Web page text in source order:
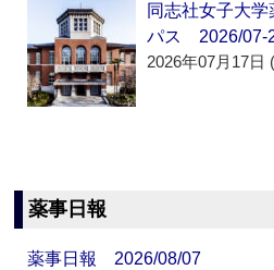
同志社女子大
パス 2026/07-
2026年07月17日
薬事日報
薬事日報 2026/08/07